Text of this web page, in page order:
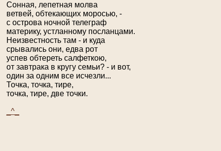
Сонная, лепетная молва
ветвей, обтекающих моросью, -
с острова ночной телеграф
материку, устланному посланцами.
Неизвестность там - и куда
срывались они, едва рот
успев обтереть салфеткою,
от завтрака в кругу семьи? - и вот,
один за одним все исчезли...
Точка, точка, тире,
точка, тире, две точки.
_^_